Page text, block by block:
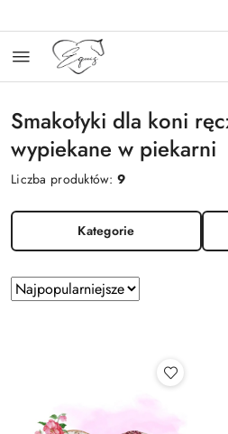
Smakołyki dla koni
wypiekane w piekarni
Liczba produktów:9
Kategorie
Zastosowano
sortowanie:
Sortuj
według